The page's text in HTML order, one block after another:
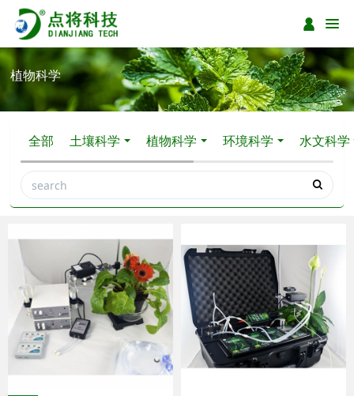
植物科学
全部 土壤科学 植物科学 环境科学 水文科学